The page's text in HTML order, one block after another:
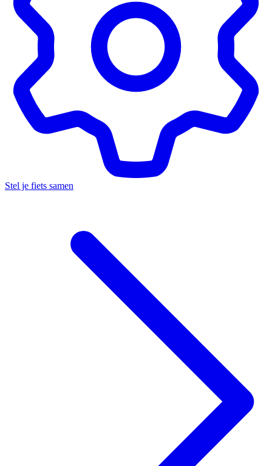
Stel je fiets samen